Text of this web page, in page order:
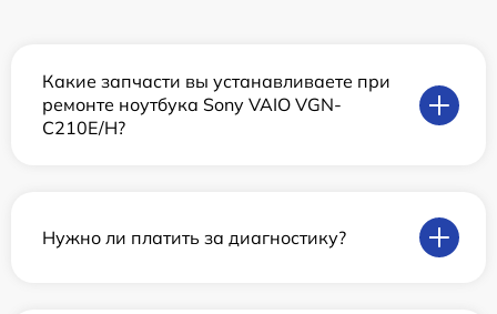
Какие запчасти вы устанавливаете при
ремонте ноутбука Sony VAIO VGN-
C210E/H?
Нужно ли платить за диагностику?